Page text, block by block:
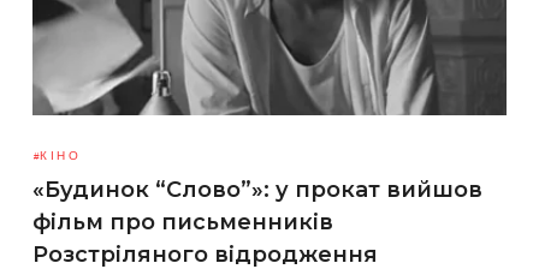
КІНО
«Будинок “Слово”»: у прокат вийшов
фільм про письменників
Розстріляного відродження